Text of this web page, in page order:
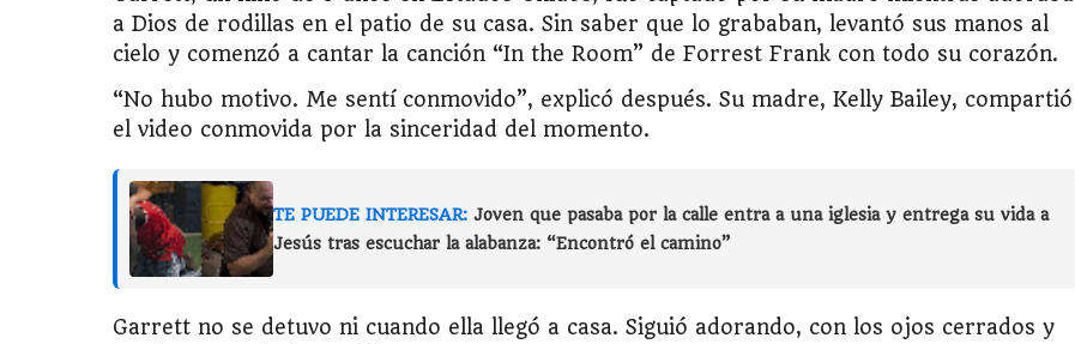
a Dios de rodillas en el patio de su casa. Sin saber que lo grababan, levantó sus manos al
cielo y comenzó a cantar la canción “In the Room” de Forrest Frank con todo su corazón.
“No hubo motivo. Me sentí conmovido”, explicó después. Su madre, Kelly Bailey, compartió
el video conmovida por la sinceridad del momento.
TE PUEDE INTERESAR: Joven que pasaba por la calle entra a una iglesia y entrega su vida a
Jesús tras escuchar la alabanza: “Encontró el camino”
Garrett no se detuvo ni cuando ella llegó a casa. Siguió adorando, con los ojos cerrados y